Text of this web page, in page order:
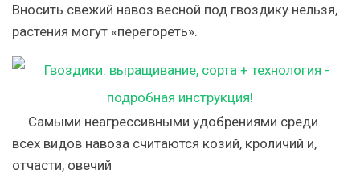
Вносить свежий навоз весной под гвоздику нельзя,
растения могут «перегореть».
Самыми неагрессивными удобрениями среди
всех видов навоза считаются козий, кроличий и,
отчасти, овечий